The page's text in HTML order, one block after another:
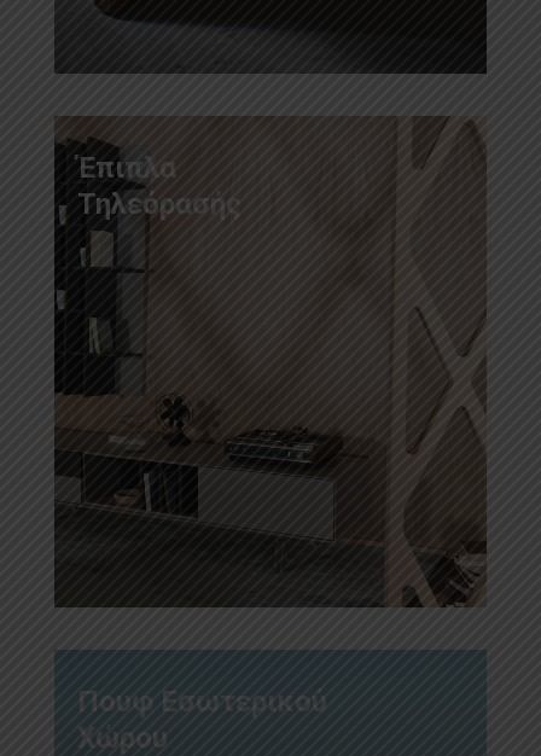
Έπιπλα
Τηλεόρασής
Πουφ Εσωτερικού
Χώρου